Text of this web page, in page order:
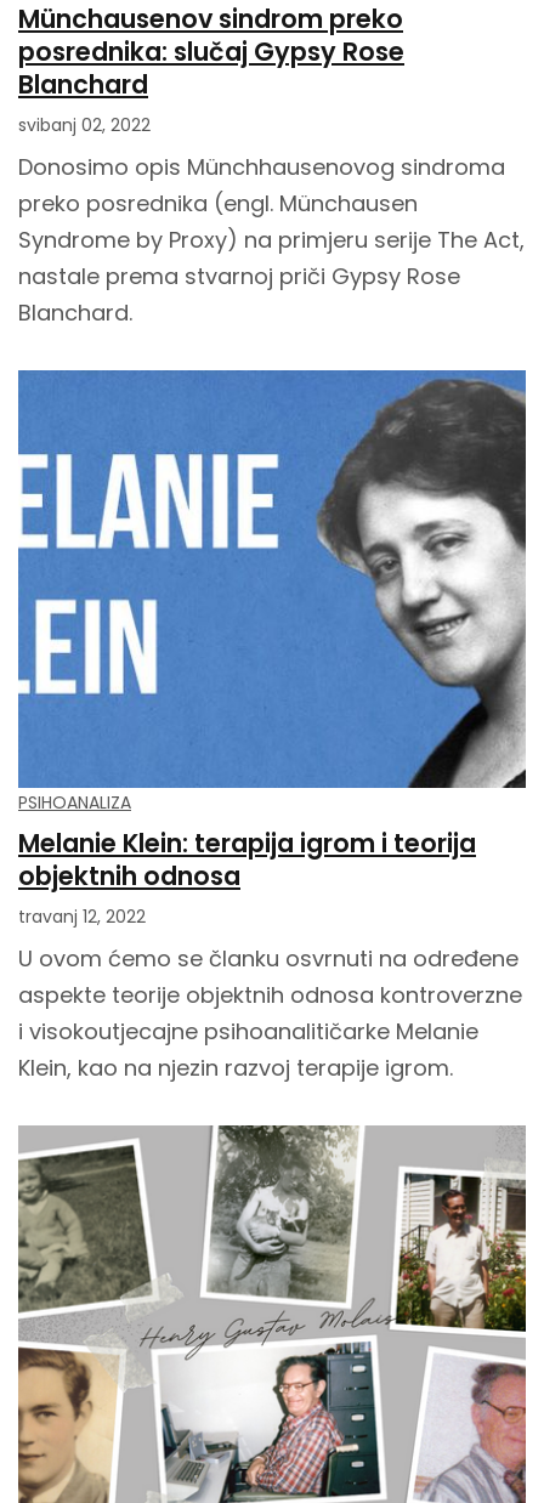
Münchausenov sindrom preko
posrednika: slučaj Gypsy Rose
Blanchard
svibanj 02, 2022
Donosimo opis Münchhausenovog sindroma
preko posrednika (engl. Münchausen
Syndrome by Proxy) na primjeru serije The Act,
nastale prema stvarnoj priči Gypsy Rose
Blanchard.
PSIHOANALIZA
Melanie Klein: terapija igrom i teorija
objektnih odnosa
travanj 12, 2022
U ovom ćemo se članku osvrnuti na određene
aspekte teorije objektnih odnosa kontroverzne
i visokoutjecajne psihoanalitičarke Melanie
Klein, kao na njezin razvoj terapije igrom.